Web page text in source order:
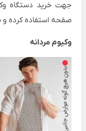
جهت خرید دستگاه
صفحه استفاده کرده و
وکیوم مردانه